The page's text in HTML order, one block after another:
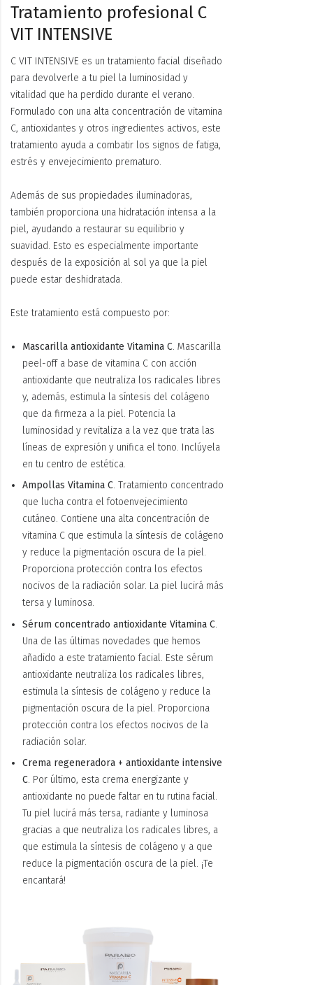
Tratamiento profesional C
VIT INTENSIVE
C VIT INTENSIVE es un tratamiento facial diseñado
para devolverle a tu piel la luminosidad y
vitalidad que ha perdido durante el verano.
Formulado con una alta concentración de vitamina
C, antioxidantes y otros ingredientes activos, este
tratamiento ayuda a combatir los signos de fatiga,
estrés y envejecimiento prematuro.
Además de sus propiedades iluminadoras,
también proporciona una hidratación intensa a la
piel, ayudando a restaurar su equilibrio y
suavidad. Esto es especialmente importante
después de la exposición al sol ya que la piel
puede estar deshidratada.
Este tratamiento está compuesto por:
Mascarilla antioxidante Vitamina C. Mascarilla
peel-off a base de vitamina C con acción
antioxidante que neutraliza los radicales libres
y, además, estimula la síntesis del colágeno
que da firmeza a la piel. Potencia la
luminosidad y revitaliza a la vez que trata las
líneas de expresión y unifica el tono. Inclúyela
en tu centro de estética.
Ampollas Vitamina C. Tratamiento concentrado
que lucha contra el fotoenvejecimiento
cutáneo. Contiene una alta concentración de
vitamina C que estimula la síntesis de colágeno
y reduce la pigmentación oscura de la piel.
Proporciona protección contra los efectos
nocivos de la radiación solar. La piel lucirá más
tersa y luminosa.
Sérum concentrado antioxidante Vitamina C.
Una de las últimas novedades que hemos
añadido a este tratamiento facial. Este sérum
antioxidante neutraliza los radicales libres,
estimula la síntesis de colágeno y reduce la
pigmentación oscura de la piel. Proporciona
protección contra los efectos nocivos de la
radiación solar.
Crema regeneradora + antioxidante intensive
C. Por último, esta crema energizante y
antioxidante no puede faltar en tu rutina facial.
Tu piel lucirá más tersa, radiante y luminosa
gracias a que neutraliza los radicales libres, a
que estimula la síntesis de colágeno y a que
reduce la pigmentación oscura de la piel. ¡Te
encantará!